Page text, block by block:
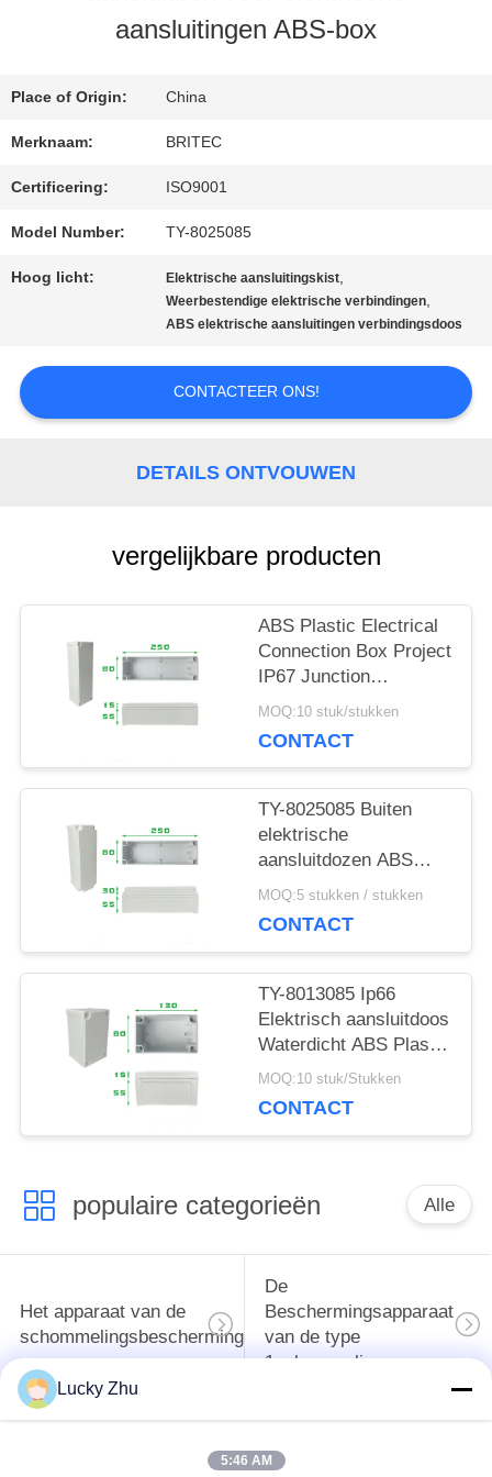
NIEUWS
ALLE
VR
PRIVACYBELEID
aansluitingen ABS-box
Place of Origin: China
Merknaam: BRITEC
Certificering: ISO9001
Model Number: TY-8025085
Hoog licht: Elektrische aansluitingskist,
Weerbestendige elektrische verbindingen,
ABS elektrische aansluitingen verbindingsdoos
CONTACTEER ONS!
DETAILS ONTVOUWEN
vergelijkbare producten
ABS Plastic Electrical
Connection Box Project
IP67 Junction
Enclosure Waterdicht
MOQ:10 stuk/stukken
CONTACT
TY-8025085 Buiten
elektrische
aansluitdozen ABS
Plastic Project IP66
schakelaar
MOQ:5 stukken / stukken
CONTACT
TY-8013085 Ip66
Elektrisch aansluitdoos
Waterdicht ABS Plastic
Behuizing
MOQ:10 stuk/Stukken
CONTACT
populaire categorieën Alle
Het apparaat van de
schommelingsbescherming
De
Beschermingsapparaat
van de type
1schommeling
schommelings
Lucky Zhu
5:46 AM